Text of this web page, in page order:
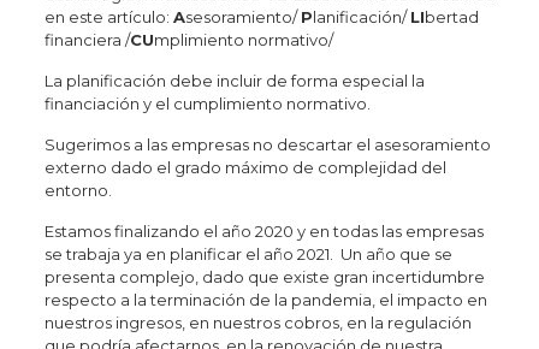
en este artículo: Asesoramiento/Planificación/LIbertad
financiera /CUmplimiento normativo/
La planificación debe incluir de forma especial la
financiación y el cumplimiento normativo.
Sugerimos a las empresas no descartar el asesoramiento
externo dado el grado máximo de complejidad del
entorno.
Estamos finalizando el año 2020 y en todas las empresas
se trabaja ya en planificar el año 2021. Un año que se
presenta complejo, dado que existe gran incertidumbre
respecto a la terminación de la pandemia, el impacto en
nuestros ingresos, en nuestros cobros, en la regulación